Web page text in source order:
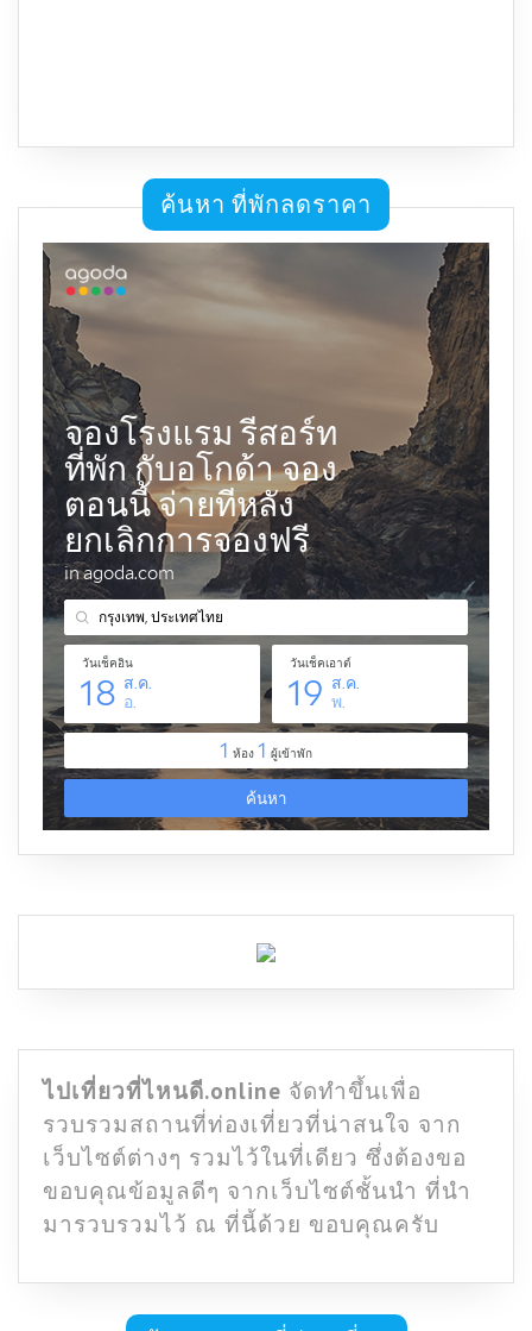
ค้นหา ที่พักลดราคา
ไปเที่ยวที่ไหนดี.online จัดทำขึ้นเพื่อ
รวบรวมสถานที่ท่องเที่ยวที่น่าสนใจ จาก
เว็บไซต์ต่างๆ รวมไว้ในที่เดียว ซึ่งต้องขอ
ขอบคุณข้อมูลดีๆ จากเว็บไซต์ชั้นนำ ที่นำ
มารวบรวมไว้ ณ ที่นี้ด้วย ขอบคุณครับ